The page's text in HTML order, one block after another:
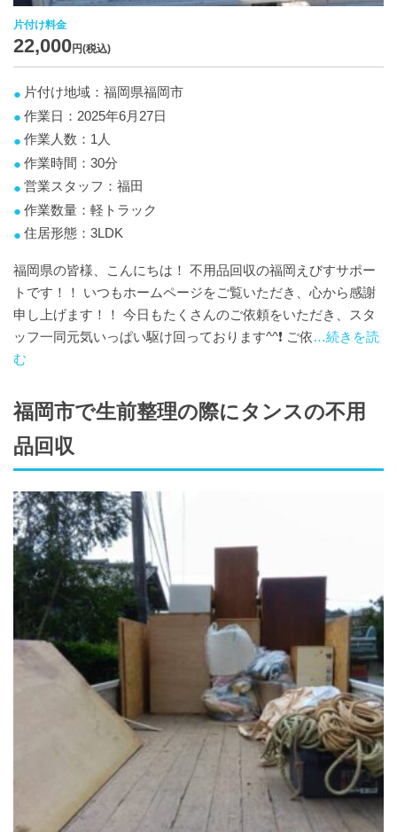
片付け料金
22,000円(税込)
片付け地域：福岡県福岡市
作業日：2025年6月27日
作業人数：1人
作業時間：30分
営業スタッフ：福田
作業数量：軽トラック
住居形態：3LDK
福岡県の皆様、こんにちは！ 不用品回収の福岡えびすサポー
トです！！ いつもホームページをご覧いただき、心から感謝
申し上げます！！ 今日もたくさんのご依頼をいただき、スタ
ッフ一同元気いっぱい駆け回っております^^❗️ ご依…続きを読
む
福岡市で生前整理の際にタンスの不用
品回収